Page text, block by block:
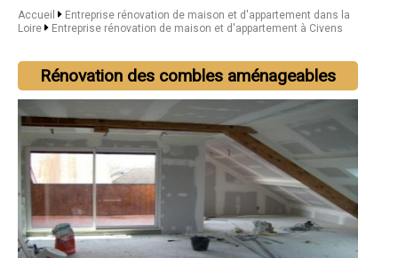
Accueil
Entreprise rénovation de maison et d'appartement dans la
Loire
Entreprise rénovation de maison et d'appartement à Civens
Rénovation des combles aménageables